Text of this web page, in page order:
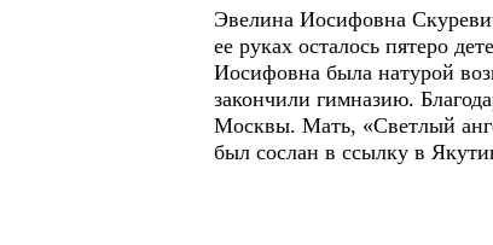
Эвелина Иосифовна
ее руках осталось пятеро
Иосифовна была натурой
закончили гимназию.
Москвы. Мать, «Светлый
был сослан в ссылку в